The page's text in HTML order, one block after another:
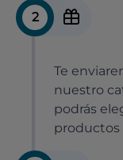
2
Te
nuestro
podrás
productos